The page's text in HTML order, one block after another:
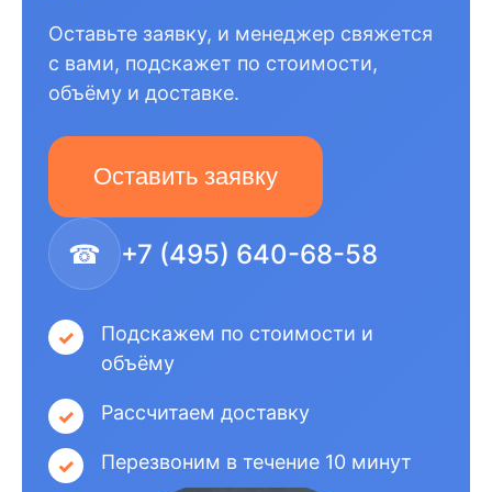
Оставьте заявку, и менеджер свяжется
с вами, подскажет по стоимости,
объёму и доставке.
Оставить заявку
☎ +7 (495) 640-68-58
Подскажем по стоимости и
объёму
Рассчитаем доставку
Перезвоним в течение 10 минут